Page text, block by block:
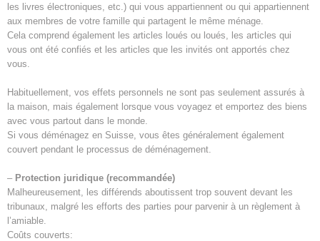
les livres électroniques, etc.) qui vous appartiennent ou qui appartiennent
aux membres de votre famille qui partagent le même ménage.
Cela comprend également les articles loués ou loués, les articles qui
vous ont été confiés et les articles que les invités ont apportés chez
vous.
Habituellement, vos effets personnels ne sont pas seulement assurés à
la maison, mais également lorsque vous voyagez et emportez des biens
avec vous partout dans le monde.
Si vous déménagez en Suisse, vous êtes généralement également
couvert pendant le processus de déménagement.
– Protection juridique (recommandée)
Malheureusement, les différends aboutissent trop souvent devant les
tribunaux, malgré les efforts des parties pour parvenir à un règlement à
l’amiable.
Coûts couverts: